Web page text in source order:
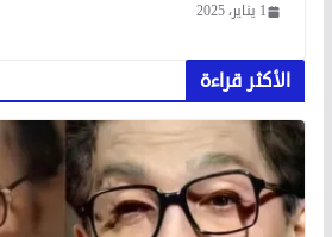
1 يناير، 2025
الأكثر قراءة